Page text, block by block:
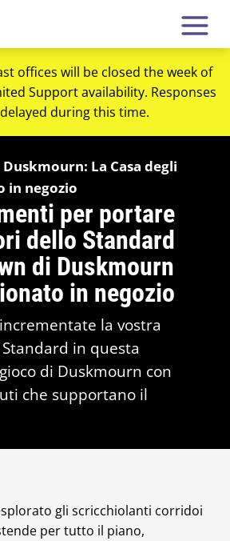
offices will be closed the week of
Support availability. Responses
during this time.
La Casa degli
in negozio
per portare
dello Standard
di Duskmourn
in negozio
la vostra
in questa
di Duskmourn con
che supportano il
gli scricchiolanti corridoi
per tutto il piano,